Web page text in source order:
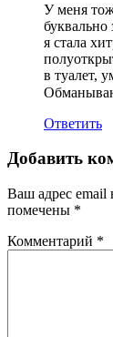
У меня
я стала
в туалет,
Ответить
Добавить
Ваш адрес email
помечены *
Комментарий *